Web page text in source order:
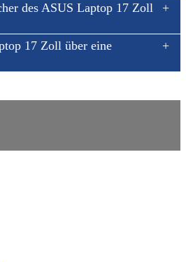
des ASUS Laptop 17 Zoll
17 Zoll über eine